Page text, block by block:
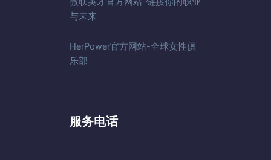
与未来
HerPower官方网站-全球女性俱
乐部
服务电话